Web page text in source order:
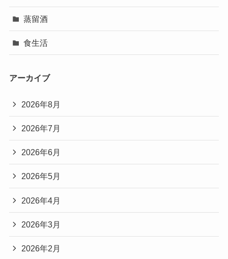
蒸留酒
食生活
アーカイブ
2026年8月
2026年7月
2026年6月
2026年5月
2026年4月
2026年3月
2026年2月